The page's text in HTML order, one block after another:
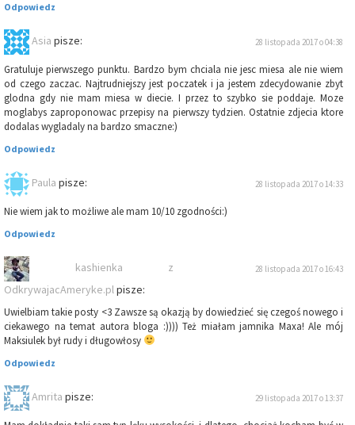
Odpowiedz
Asia pisze: 28 listopada 2017 o 04:38
Gratuluje pierwszego punktu. Bardzo bym chciala nie jesc miesa ale nie wiem
od czego zaczac. Najtrudniejszy jest poczatek i ja jestem zdecydowanie zbyt
glodna gdy nie mam miesa w diecie. I przez to szybko sie poddaje. Moze
moglabys zaproponowac przepisy na pierwszy tydzien. Ostatnie zdjecia ktore
dodalas wygladaly na bardzo smaczne:)
Odpowiedz
Paula pisze: 28 listopada 2017 o 14:33
Nie wiem jak to możliwe ale mam 10/10 zgodności:)
Odpowiedz
kashienka z
OdkrywajacAmeryke.plpisze:
28 listopada 2017 o 16:43
Uwielbiam takie posty <3 Zawsze są okazją by dowiedzieć się czegoś nowego i
ciekawego na temat autora bloga :)))) Też miałam jamnika Maxa! Ale mój
Maksiulek był rudy i długowłosy
Odpowiedz
Amrita pisze: 29 listopada 2017 o 13:37